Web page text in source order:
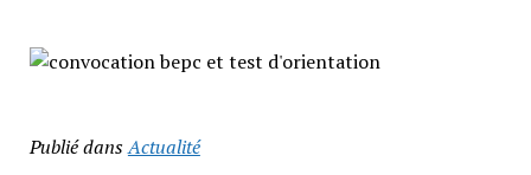
Publié dansActualité